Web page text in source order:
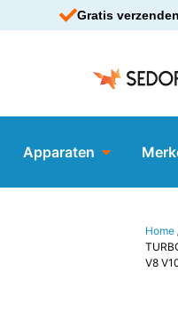
Gratis
Apparaten
Home
V8